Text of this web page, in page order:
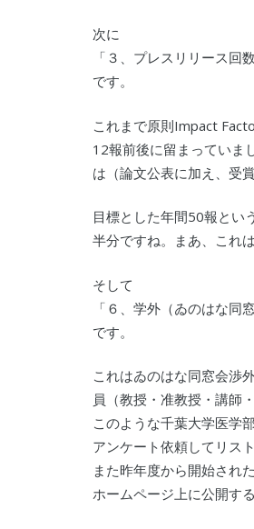
次に
「３、プレスリリース回
です。
これまで原則Impact
12報前後に留まっていま
は（論文公表に加え、受
目標とした年間50報とい
半分ですね。まあ、これ
そして
「６、学外（ゐのはな同
です。
これはゐのはな同窓会渉
員（教授・准教授・講師
このような千葉大学医学
アンケート依頼してリス
また昨年度から開始され
ホームページ上に公開す